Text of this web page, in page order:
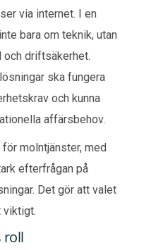
via internet. I en
bara om teknik, utan
och driftsäkerhet.
ska fungera
och kunna
affärsbehov.
molntjänster, med
efterfrågan på
Det gör att valet
viktigt.
roll